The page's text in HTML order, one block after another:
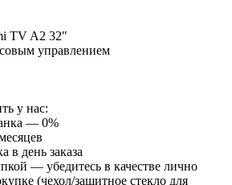
TV A2 32″
управлением
у нас:
— 0%
день заказа
— убедитесь в качестве лично
(чехол/защитное стекло для